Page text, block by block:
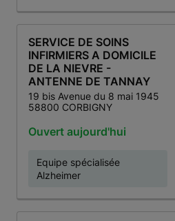
SERVICE DE SOINS
INFIRMIERS A DOMICILE
DE LA NIEVRE -
ANTENNE DE TANNAY
19 bis Avenue du 8 mai 1945
58800 CORBIGNY
Ouvert aujourd'hui
Equipe spécialisée
Alzheimer